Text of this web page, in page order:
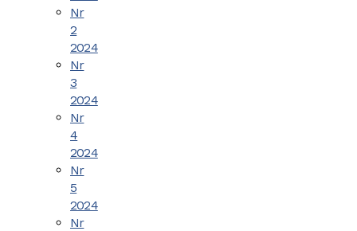
Nr
2
2024
Nr
3
2024
Nr
4
2024
Nr
5
2024
Nr